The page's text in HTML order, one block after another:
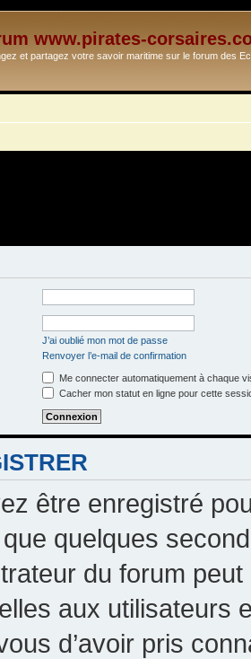
www.pirates-
et partagez votre savoir maritime sur le forum des
J’ai oublié mon mot de passe
Renvoyer l’e-mail de confirmation
Me connecter automatiquement à chaque
Cacher mon statut en ligne pour cette
être enregistré
quelques
du forum
aux utilisateurs
d’avoir pris